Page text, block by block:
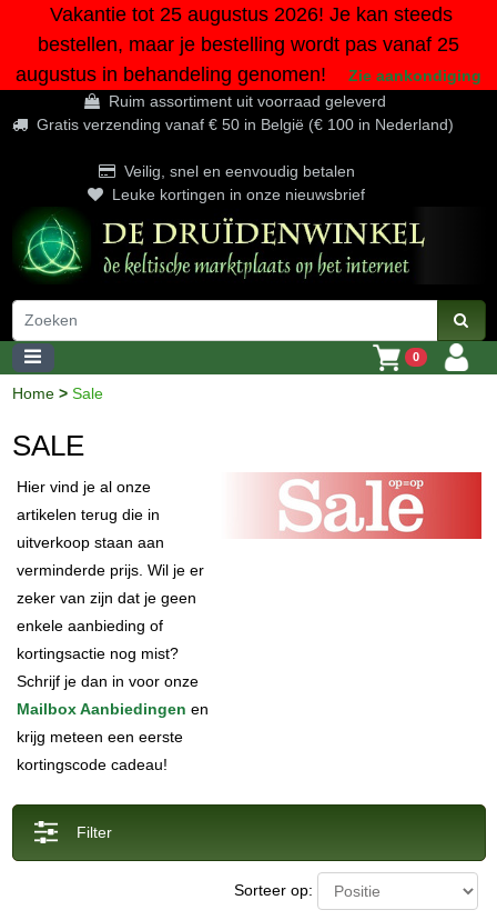
Vakantie tot 25 augustus 2026! Je kan steeds
bestellen, maar je bestelling wordt pas vanaf 25
augustus in behandeling genomen!
Zie aankondiging
Ruim assortiment uit voorraad geleverd
Gratis verzending vanaf € 50 in België (€ 100 in Nederland)
Veilig, snel en eenvoudig betalen
Leuke kortingen in onze nieuwsbrief
0
Home > Sale
SALE
Hier vind je al onze
artikelen terug die in
uitverkoop staan aan
verminderde prijs. Wil je er
zeker van zijn dat je geen
enkele aanbieding of
kortingsactie nog mist?
Schrijf je dan in voor onze
Mailbox Aanbiedingen en
krijg meteen een eerste
kortingscode cadeau!
Filter
Sorteer op: